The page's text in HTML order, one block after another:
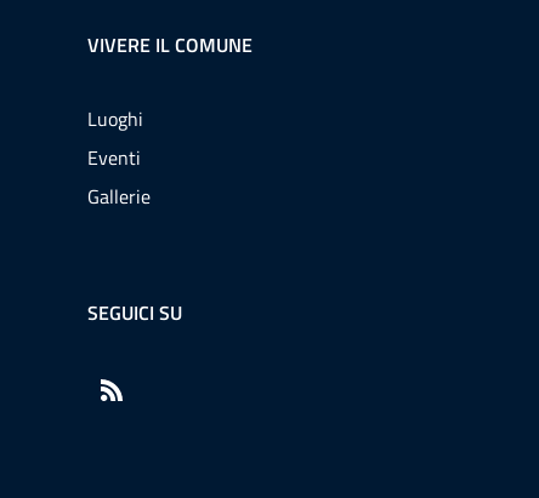
VIVERE IL COMUNE
Luoghi
Eventi
Gallerie
SEGUICI SU